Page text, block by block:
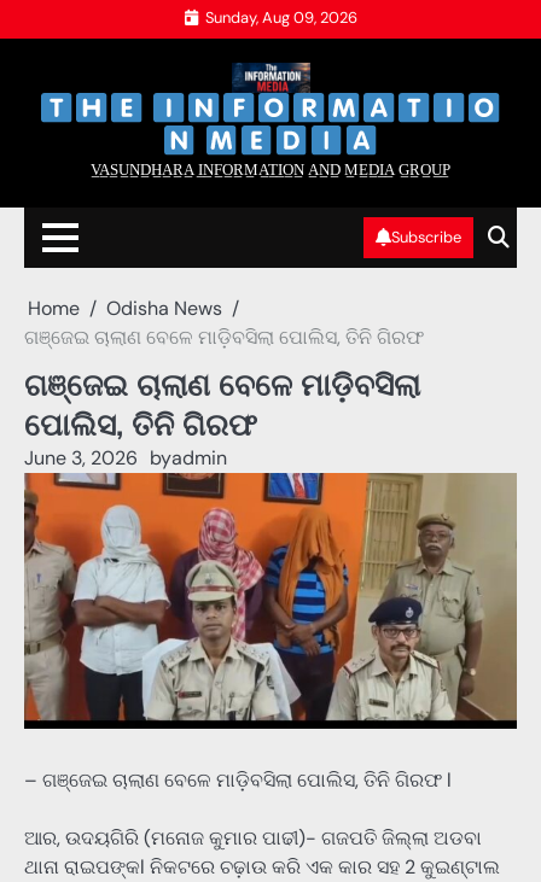
to
Sunday, Aug 09, 2026
V̲A̲S̲U̲N̲D̲H̲A̲R̲A̲ I̲N̲F̲O̲R̲M̲A̲T̲I̲O̲N̲ A̲N̲D̲ M̲E̲D̲I̲A̲ G̲R̲O̲U̲P̲
Subscribe
Home
Odisha News
ଗଞ୍ଜେଇ ଚାଲାଣ ବେଳେ ମାଡ଼ିବସିଲା ପୋଲିସ, ତିନି ଗିରଫ
ଗଞ୍ଜେଇ ଚାଲାଣ ବେଳେ ମାଡ଼ିବସିଲା
ପୋଲିସ, ତିନି ଗିରଫ
June 3, 2026 byadmin
– ଗଞ୍ଜେଇ ଚାଲାଣ ବେଳେ ମାଡ଼ିବସିଲା ପୋଲିସ, ତିନି ଗିରଫ l
ଆର, ଉଦୟଗିରି (ମନୋଜ କୁମାର ପାଢୀ)- ଗଜପତି ଜିଲ୍ଲା ଅଡବା
ଥାନା ରାଇପଙ୍କl ନିକଟରେ ଚଢ଼ାଉ କରି ଏକ କାର ସହ 2 କୁଇଣ୍ଟାଲ